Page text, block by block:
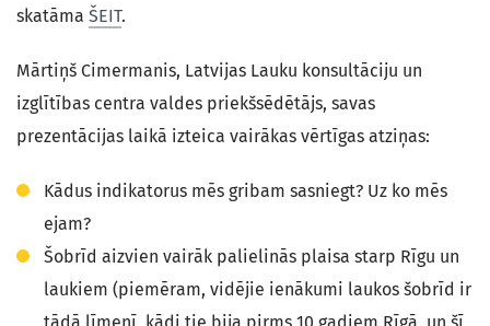
skatāma ŠEIT.
Mārtiņš Cimermanis, Latvijas Lauku konsultāciju un
izglītības centra valdes priekšsēdētājs, savas
prezentācijas laikā izteica vairākas vērtīgas atziņas:
Kādus indikatorus mēs gribam sasniegt? Uz ko mēs
ejam?
Šobrīd aizvien vairāk palielinās plaisa starp Rīgu un
laukiem (piemēram, vidējie ienākumi laukos šobrīd ir